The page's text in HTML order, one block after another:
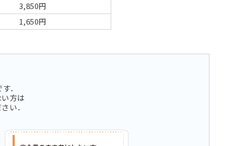
3,850円
1,650円
．
方は
い．